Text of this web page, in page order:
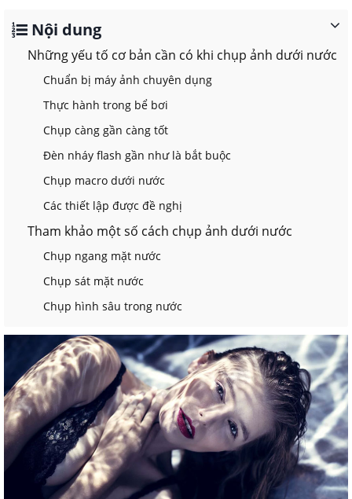
Nội dung
Những yếu tố cơ bản cần có khi chụp ảnh dưới nước
Chuẩn bị máy ảnh chuyên dụng
Thực hành trong bể bơi
Chụp càng gần càng tốt
Đèn nháy flash gần như là bắt buộc
Chụp macro dưới nước
Các thiết lập được đề nghị
Tham khảo một số cách chụp ảnh dưới nước
Chụp ngang mặt nước
Chụp sát mặt nước
Chụp hình sâu trong nước